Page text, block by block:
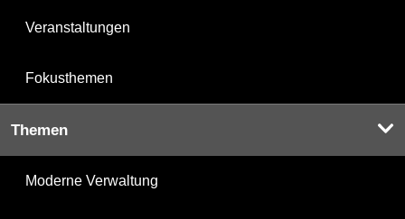
Veranstaltungen
Fokusthemen
Themen
Moderne Verwaltung